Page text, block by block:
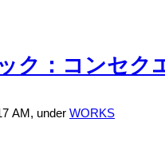
ク：コンセク
AM, under WORKS